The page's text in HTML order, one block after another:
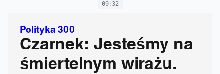
09:32
Polityka 300
Czarnek: Jesteśmy na
śmiertelnym wirażu.